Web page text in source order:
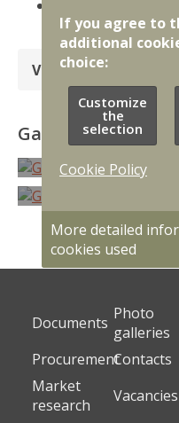
transportēšanā
Vairāk
Gallery
Documents Photo
galleries
ProcurementContacts
Market
research
Vacancies
If you agree to
additional
choice:
Customize
the
selection
Cookie Policy
More detailed
cookies used